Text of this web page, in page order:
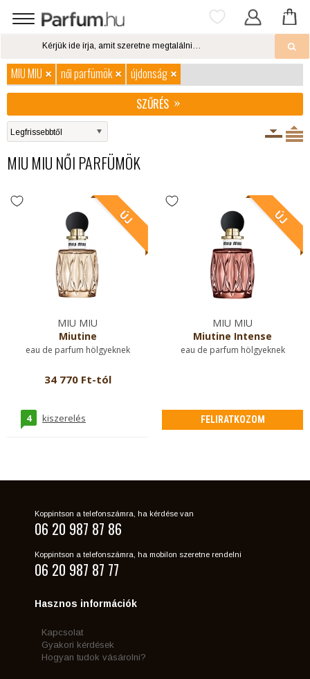
MIU MIU női parfümök
újdonság
SZŰRÉS
MIU MIU NŐI PARFÜMÖK
MIU MIU
Miutine
eau de parfum hölgyeknek
34 770 Ft-tól
4 kiszerelés
MIU MIU
Miutine Intense
eau de parfum hölgyeknek
FELIRATKOZOM
Koppintson a telefonszámra, ha kérdése van
06 20 987 87 86
Koppintson a telefonszámra, ha mobilon szeretne rendelni
06 20 987 87 77
Hasznos információk
Kapcsolat
Gyakori kérdések
Hogyan tudok vásárolni?